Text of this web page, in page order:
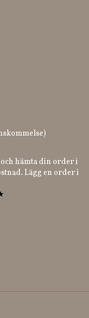
hämta din order i
Lägg en order i